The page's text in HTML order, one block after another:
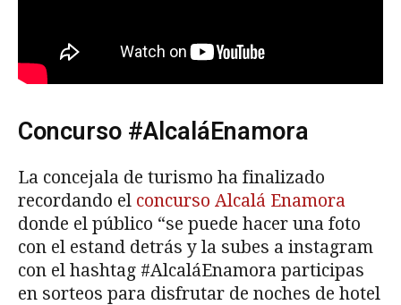
Concurso #AlcaláEnamora
La concejala de turismo ha finalizado
recordando el concurso Alcalá Enamora
donde el público “se puede hacer una foto
con el estand detrás y la subes a instagram
con el hashtag #AlcaláEnamora participas
en sorteos para disfrutar de noches de hotel